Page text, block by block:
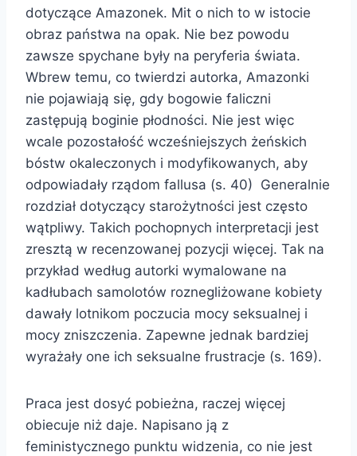
dotyczące Amazonek. Mit o nich to w istocie
obraz państwa na opak. Nie bez powodu
zawsze spychane były na peryferia świata.
Wbrew temu, co twierdzi autorka, Amazonki
nie pojawiają się, gdy bogowie faliczni
zastępują boginie płodności. Nie jest więc
wcale pozostałość wcześniejszych żeńskich
bóstw okaleczonych i modyfikowanych, aby
odpowiadały rządom fallusa (s. 40) Generalnie
rozdział dotyczący starożytności jest często
wątpliwy. Takich pochopnych interpretacji jest
zresztą w recenzowanej pozycji więcej. Tak na
przykład według autorki wymalowane na
kadłubach samolotów roznegliżowane kobiety
dawały lotnikom poczucia mocy seksualnej i
mocy zniszczenia. Zapewne jednak bardziej
wyrażały one ich seksualne frustracje (s. 169).
Praca jest dosyć pobieżna, raczej więcej
obiecuje niż daje. Napisano ją z
feministycznego punktu widzenia, co nie jest